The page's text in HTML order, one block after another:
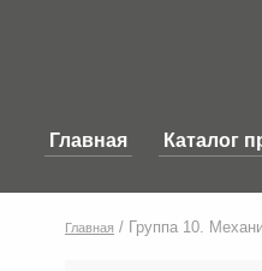
Главная Каталог
Главная / Группа 10.